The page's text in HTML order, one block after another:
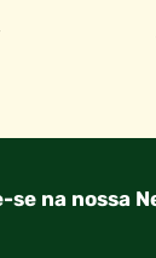
se na nossa